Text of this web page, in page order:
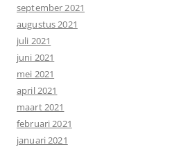
september 2021
augustus 2021
juli 2021
juni 2021
mei 2021
april 2021
maart 2021
februari 2021
januari 2021